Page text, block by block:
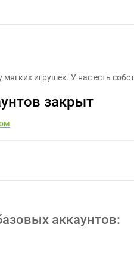
игрушек. У нас есть
закрыт
аккаунтов: